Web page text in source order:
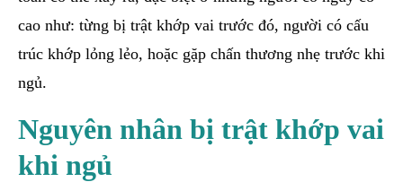
cao như: từng bị trật khớp vai trước đó, người có cấu
trúc khớp lỏng lẻo, hoặc gặp chấn thương nhẹ trước khi
ngủ.
Nguyên nhân bị trật khớp vai
khi ngủ